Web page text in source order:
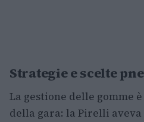
Strategie e scelte
La gestione delle gomme
della gara: la Pirelli